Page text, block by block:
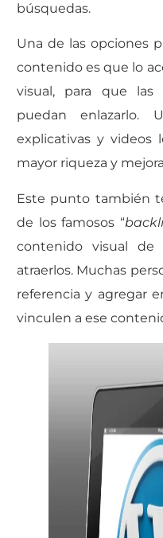
búsquedas.
Una de las opciones
contenido es que lo
visual, para que las
puedan enlazarlo.
explicativas y videos
mayor riqueza y
Este punto también
de los famosos “
contenido visual
atraerlos. Muchas
referencia y agregar
vinculen a ese